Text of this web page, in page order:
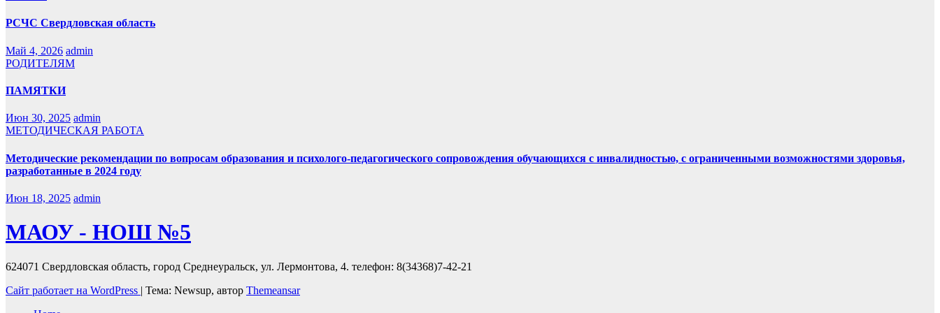
РСЧС Свердловская область
Май 4, 2026 admin
РОДИТЕЛЯМ
ПАМЯТКИ
Июн 30, 2025 admin
МЕТОДИЧЕСКАЯ РАБОТА
Методические рекомендации по вопросам образования и психолого-педагогического сопровождения обучающихся с инвалидностью, с ограниченными возможностями здоровья,
разработанные в 2024 году
Июн 18, 2025 admin
МАОУ - НОШ №5
624071 Свердловская область, город Среднеуральск, ул. Лермонтова, 4. телефон: 8(34368)7-42-21
Сайт работает на WordPress | Тема: Newsup, автор Themeansar